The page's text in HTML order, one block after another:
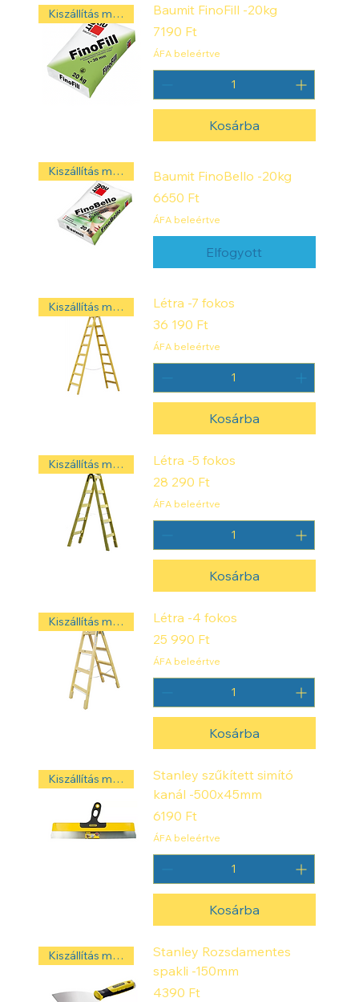
k
i
l
g
r
m
Kiszállítás másnap! ‼️
Baumit FinoFill -20kg
Ár
7190 Ft
ÁFA beleértve
Kosárba
Kiszállítás másnap! ‼️
Baumit FinoBello -20kg
Ár
6650 Ft
ÁFA beleértve
Elfogyott
Kiszállítás másnap! ‼️
Létra -7 fokos
Ár
36 190 Ft
ÁFA beleértve
Kosárba
Kiszállítás másnap! ‼️
Létra -5 fokos
Ár
28 290 Ft
ÁFA beleértve
Kosárba
Kiszállítás másnap! ‼️
Létra -4 fokos
Ár
25 990 Ft
ÁFA beleértve
Kosárba
Kiszállítás másnap! ‼️
Stanley szűkített simító
kanál -500x45mm
Ár
6190 Ft
ÁFA beleértve
Kosárba
Kiszállítás másnap! ‼️
Stanley Rozsdamentes
spakli -150mm
Ár
4390 Ft